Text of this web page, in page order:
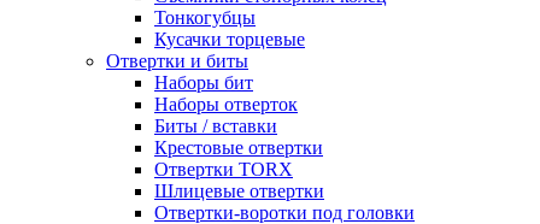
Тонкогубцы
Кусачки торцевые
Отвертки и биты
Наборы бит
Наборы отверток
Биты / вставки
Крестовые отвертки
Отвертки TORX
Шлицевые отвертки
Отвертки-воротки под головки